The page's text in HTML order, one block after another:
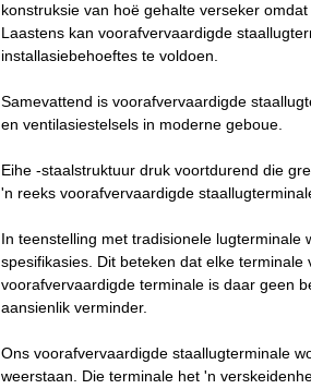
konstruksie van hoë gehalte verseker
Laastens kan voorafvervaardigde
installasiebehoeftes te voldoen.
Samevattend is voorafvervaardigde
en ventilasiestelsels in moderne geboue.
Eihe -staalstruktuur druk voortdurend die
'n reeks voorafvervaardigde
In teenstelling met tradisionele
spesifikasies. Dit beteken dat elke
voorafvervaardigde terminale is daar geen
aansienlik verminder.
Ons voorafvervaardigde staallugterminale
weerstaan. Die terminale het 'n